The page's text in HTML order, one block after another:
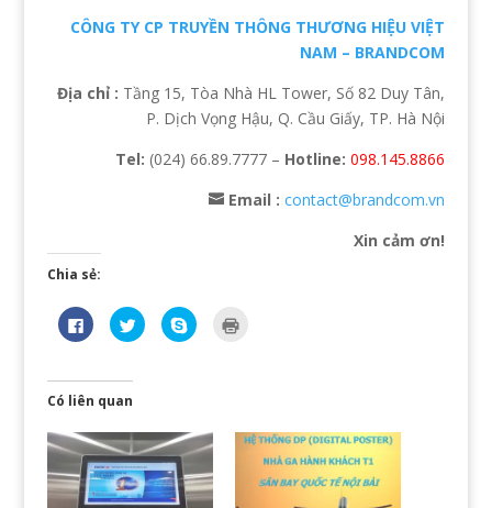
CÔNG TY CP TRUYỀN THÔNG THƯƠNG HIỆU VIỆT
NAM – BRANDCOM
Địa chỉ : Tầng 15, Tòa Nhà HL Tower, Số 82 Duy Tân,
P. Dịch Vọng Hậu, Q. Cầu Giấy, TP. Hà Nội
Tel: (024) 66.89.7777 – Hotline: 098.145.8866
Email : contact@brandcom.vn
Xin cảm ơn!
Chia sẻ:
N
h
à
o
i
a
s
ẻ
t
B
ấ
s
ẻ
t
r
ê
C
l
a
r
o
n
(
Có liên quan